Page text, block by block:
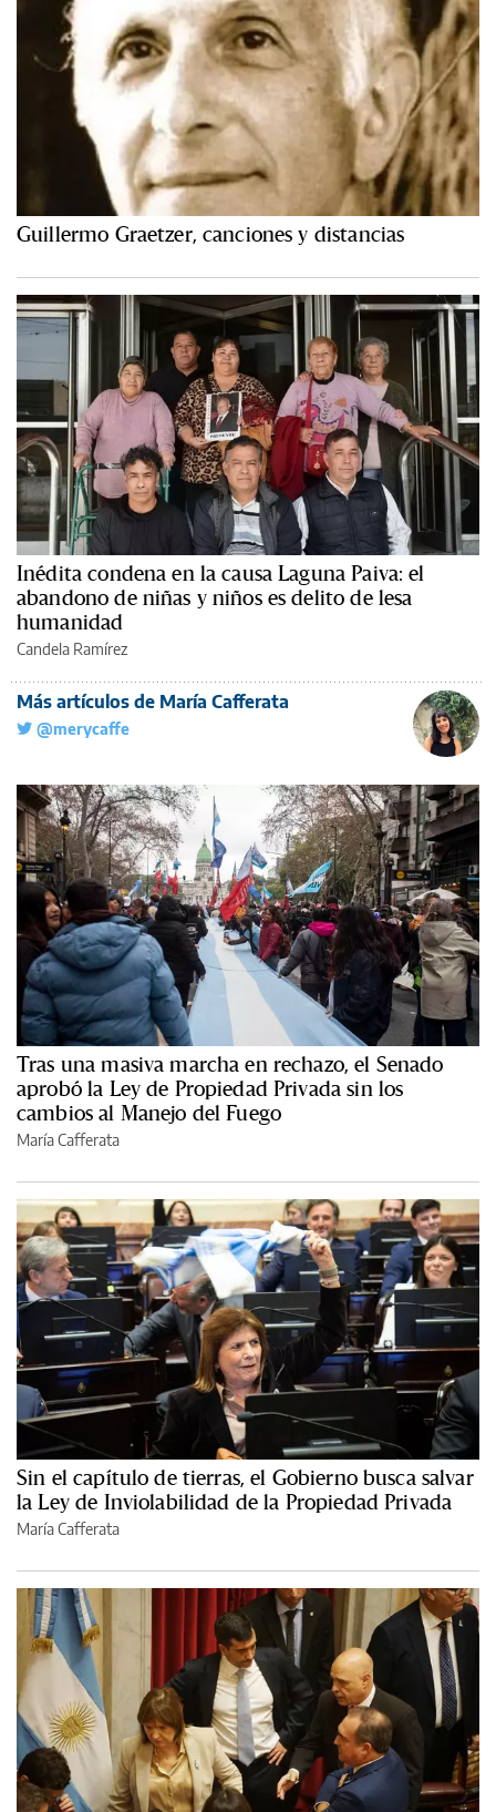
Guillermo Graetzer, canciones y distancias
Inédita condena en la causa Laguna Paiva: el
abandono de niñas y niños es delito de lesa
humanidad
Candela Ramírez
Más artículos de María Cafferata
@merycaffe
Tras una masiva marcha en rechazo, el Senado
aprobó la Ley de Propiedad Privada sin los
cambios al Manejo del Fuego
María Cafferata
Sin el capítulo de tierras, el Gobierno busca salvar
la Ley de Inviolabilidad de la Propiedad Privada
María Cafferata